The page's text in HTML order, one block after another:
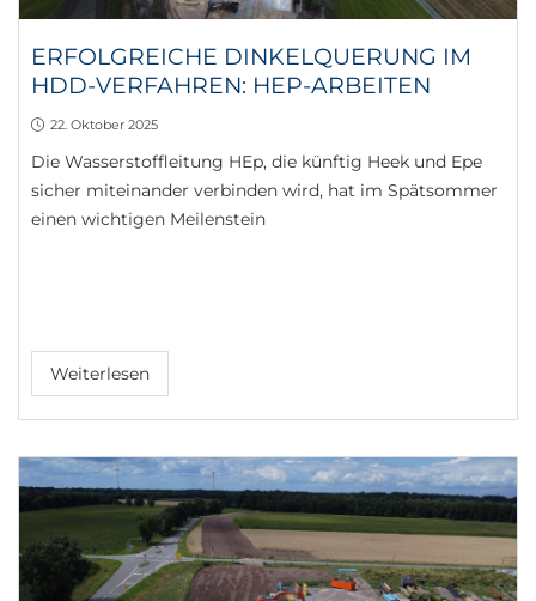
ERFOLGREICHE DINKELQUERUNG IM
HDD-VERFAHREN: HEP-ARBEITEN
22. Oktober 2025
Die Wasserstoffleitung HEp, die künftig Heek und Epe
sicher miteinander verbinden wird, hat im Spätsommer
einen wichtigen Meilenstein
Weiterlesen